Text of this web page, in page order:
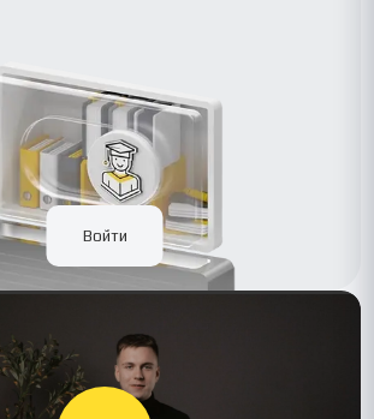
Войти